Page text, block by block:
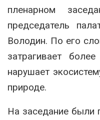
пленарном
председатель
Володин. По его
затрагивает
нарушает
природе.
На заседание были